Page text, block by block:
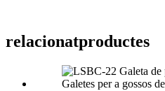
relacionatproductes